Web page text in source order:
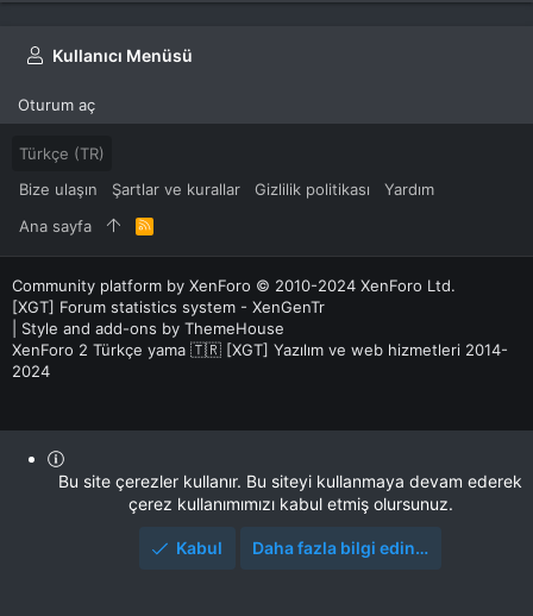
Kullanıcı Menüsü
Oturum aç
Türkçe (TR)
Bize ulaşın
Şartlar ve kurallar Gizlilik politikası
Yardım
Ana sayfa
R
S
Community platform by XenForo © 2010-2024 XenForo Ltd.
[XGT] Forum statistics system - XenGenTr
Style and add-ons by ThemeHouse
XenForo 2 Türkçe yama 🇹🇷 [XGT] Yazılım ve web hizmetleri 2014-
2024
Bu site çerezler kullanır. Bu siteyi kullanmaya devam ederek
çerez kullanımımızı kabul etmiş olursunuz.
Kabul Daha fazla bilgi edin…